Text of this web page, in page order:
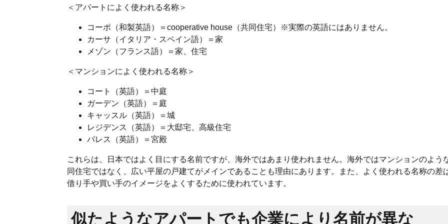
＜アパートによく使われる名称＞
コーポ（和製英語）＝cooperative house（共同住宅）※実際の英語にはありません。
カーサ（イタリア・スペイン語）＝家
メゾン（フランス語）＝家、住宅
＜マンションによく使われる名称＞
コート（英語）＝中庭
ガーデン（英語）＝庭
キャッスル（英語）＝城
レジデンス（英語）＝大邸宅、高級住宅
パレス（英語）＝宮殿
これらは、日本ではよく目にする名前ですが、海外ではあまり使われません。海外ではマンションのよう
同住宅ではなく、広い平屋の戸建てがメインであることも理由にあります。また、よく使われる名称の差
借り手や買い手のイメージをよくするために使われています。
似たようなアパートでも企業により名前が異な